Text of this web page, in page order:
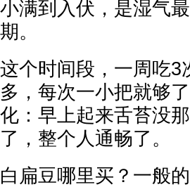
小满到入伏，是湿气
期。
这个时间段，一周吃3
多，每次一小把就够
化：早上起来舌苔没
了，整个人通畅了。
白扁豆哪里买？一般